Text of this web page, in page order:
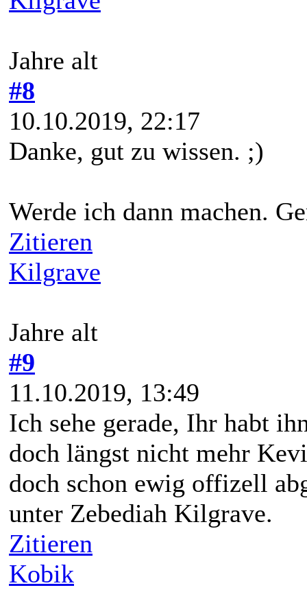
Jahre alt
#8
10.10.2019, 22:17
Danke, gut zu wissen. ;)
Werde ich dann machen.
Zitieren
Kilgrave
Jahre alt
#9
11.10.2019, 13:49
Ich sehe gerade, Ihr habt
doch längst nicht mehr
doch schon ewig offizell
unter Zebediah Kilgrave.
Zitieren
Kobik